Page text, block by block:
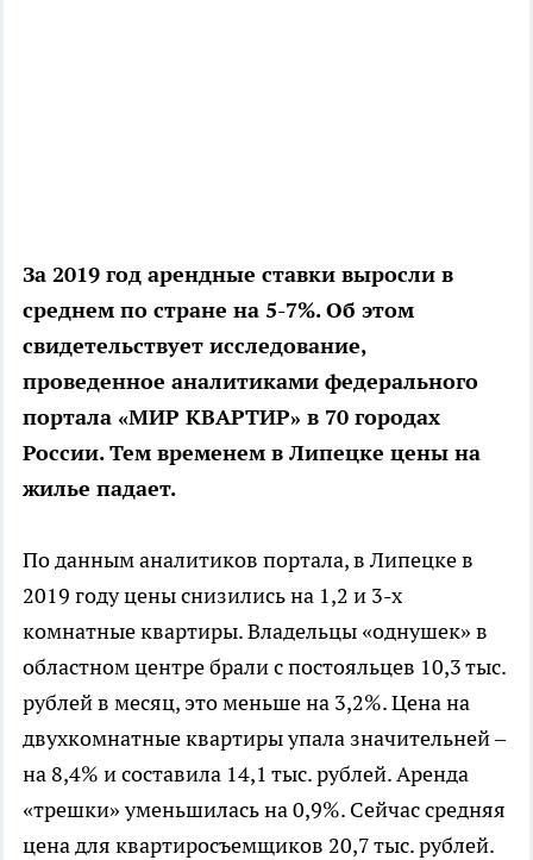
За 2019 год арендные ставки выросли в
среднем по стране на 5-7%. Об этом
свидетельствует исследование,
проведенное аналитиками федерального
портала «МИР КВАРТИР» в 70 городах
России. Тем временем в Липецке цены на
жилье падает.
По данным аналитиков портала, в Липецке в
2019 году цены снизились на 1,2 и 3-х
комнатные квартиры. Владельцы «однушек» в
областном центре брали с постояльцев 10,3 тыс.
рублей в месяц, это меньше на 3,2%. Цена на
двухкомнатные квартиры упала значительней –
на 8,4% и составила 14,1 тыс. рублей. Аренда
«трешки» уменьшилась на 0,9%. Сейчас средняя
цена для квартиросъемщиков 20,7 тыс. рублей.